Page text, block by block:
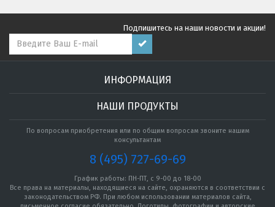
Подпишитесь на наши новости и акции!
ИНФОРМАЦИЯ
НАШИ ПРОДУКТЫ
По вопросам приобретения или по общим вопросам звоните нашим
консультантам
8 (495) 727-69-69
График работы: ПН-ПТ, с 9-00 до 18-00
Все права на материалы, находящиеся на сайте, охраняются в соответствии с
законодательством РФ. При любом использовании материалов сайта,